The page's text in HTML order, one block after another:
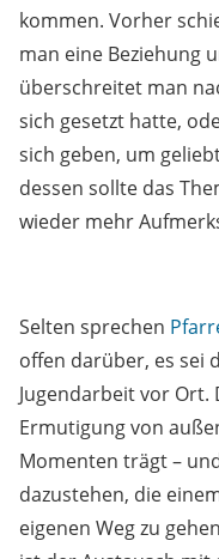
kommen. Vorher
man eine Beziehung
überschreitet man
sich gesetzt hatte,
sich geben, um
dessen sollte das
wieder mehr
Selten sprechen
offen darüber, es sei
Jugendarbeit vor Ort.
Ermutigung von
Momenten trägt –
dazustehen, die
eigenen Weg zu